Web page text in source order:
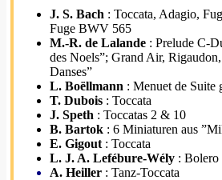
J. S. Bach : Toccata, Adagio,
Fuge BWV 565
M.-R. de Lalande : Prelude C-
des Noels”; Grand Air,
Danses”
L. Boëllmann : Menuet de Suite
T. Dubois : Toccata
J. Speth : Toccatas 2 & 10
B. Bartok : 6 Miniaturen aus
E. Gigout : Toccata
L. J. A. Lefébure-Wély : Bolero
A. Heiller : Tanz-Toccata